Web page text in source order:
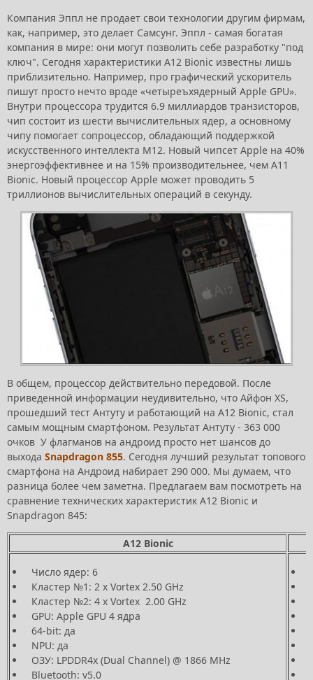
Компания Эппл не продает свои технологии другим фирмам,
как, например, это делает Самсунг. Эппл - самая богатая
компания в мире: они могут позволить себе разработку "под
ключ". Сегодня характеристики A12 Bionic известны лишь
приблизительно. Например, про графический ускоритель
пишут просто нечто вроде «четыреъхядерный Apple GPU».
Внутри процессора трудится 6.9 миллиардов транзисторов,
чип состоит из шести вычислительных ядер, а основному
чипу помогает сопроцессор, обладающий поддержкой
искусственного интеллекта M12. Новый чипсет Apple на 40%
энергоэффективнее и на 15% производительнее, чем A11
Bionic. Новый процессор Apple может проводить 5
триллионов вычислительных операций в секунду.
В общем, процессор действительно передовой. После
приведенной информации неудивительно, что Айфон XS,
прошедший тест Антуту и работающий на A12 Bionic, стал
самым мощным смартфоном. Результат Антуту - 363 000
очков У флагманов на андроид просто нет шансов до
выхода Snapdragon 855. Сегодня лучший результат топового
смартфона на Андроид набирает 290 000. Мы думаем, что
разница более чем заметна. Предлагаем вам посмотреть на
сравнение технических характеристик A12 Bionic и
Snapdragon 845:
A12 Bionic
Число ядер: 6
Кластер №1: 2 x Vortex 2.50 GHz
Кластер №2: 4 x Vortex 2.00 GHz
GPU: Apple GPU 4 ядра
64-bit: да
NPU: да
ОЗУ: LPDDR4x (Dual Channel) @ 1866 MHz
Bluetooth: v5.0